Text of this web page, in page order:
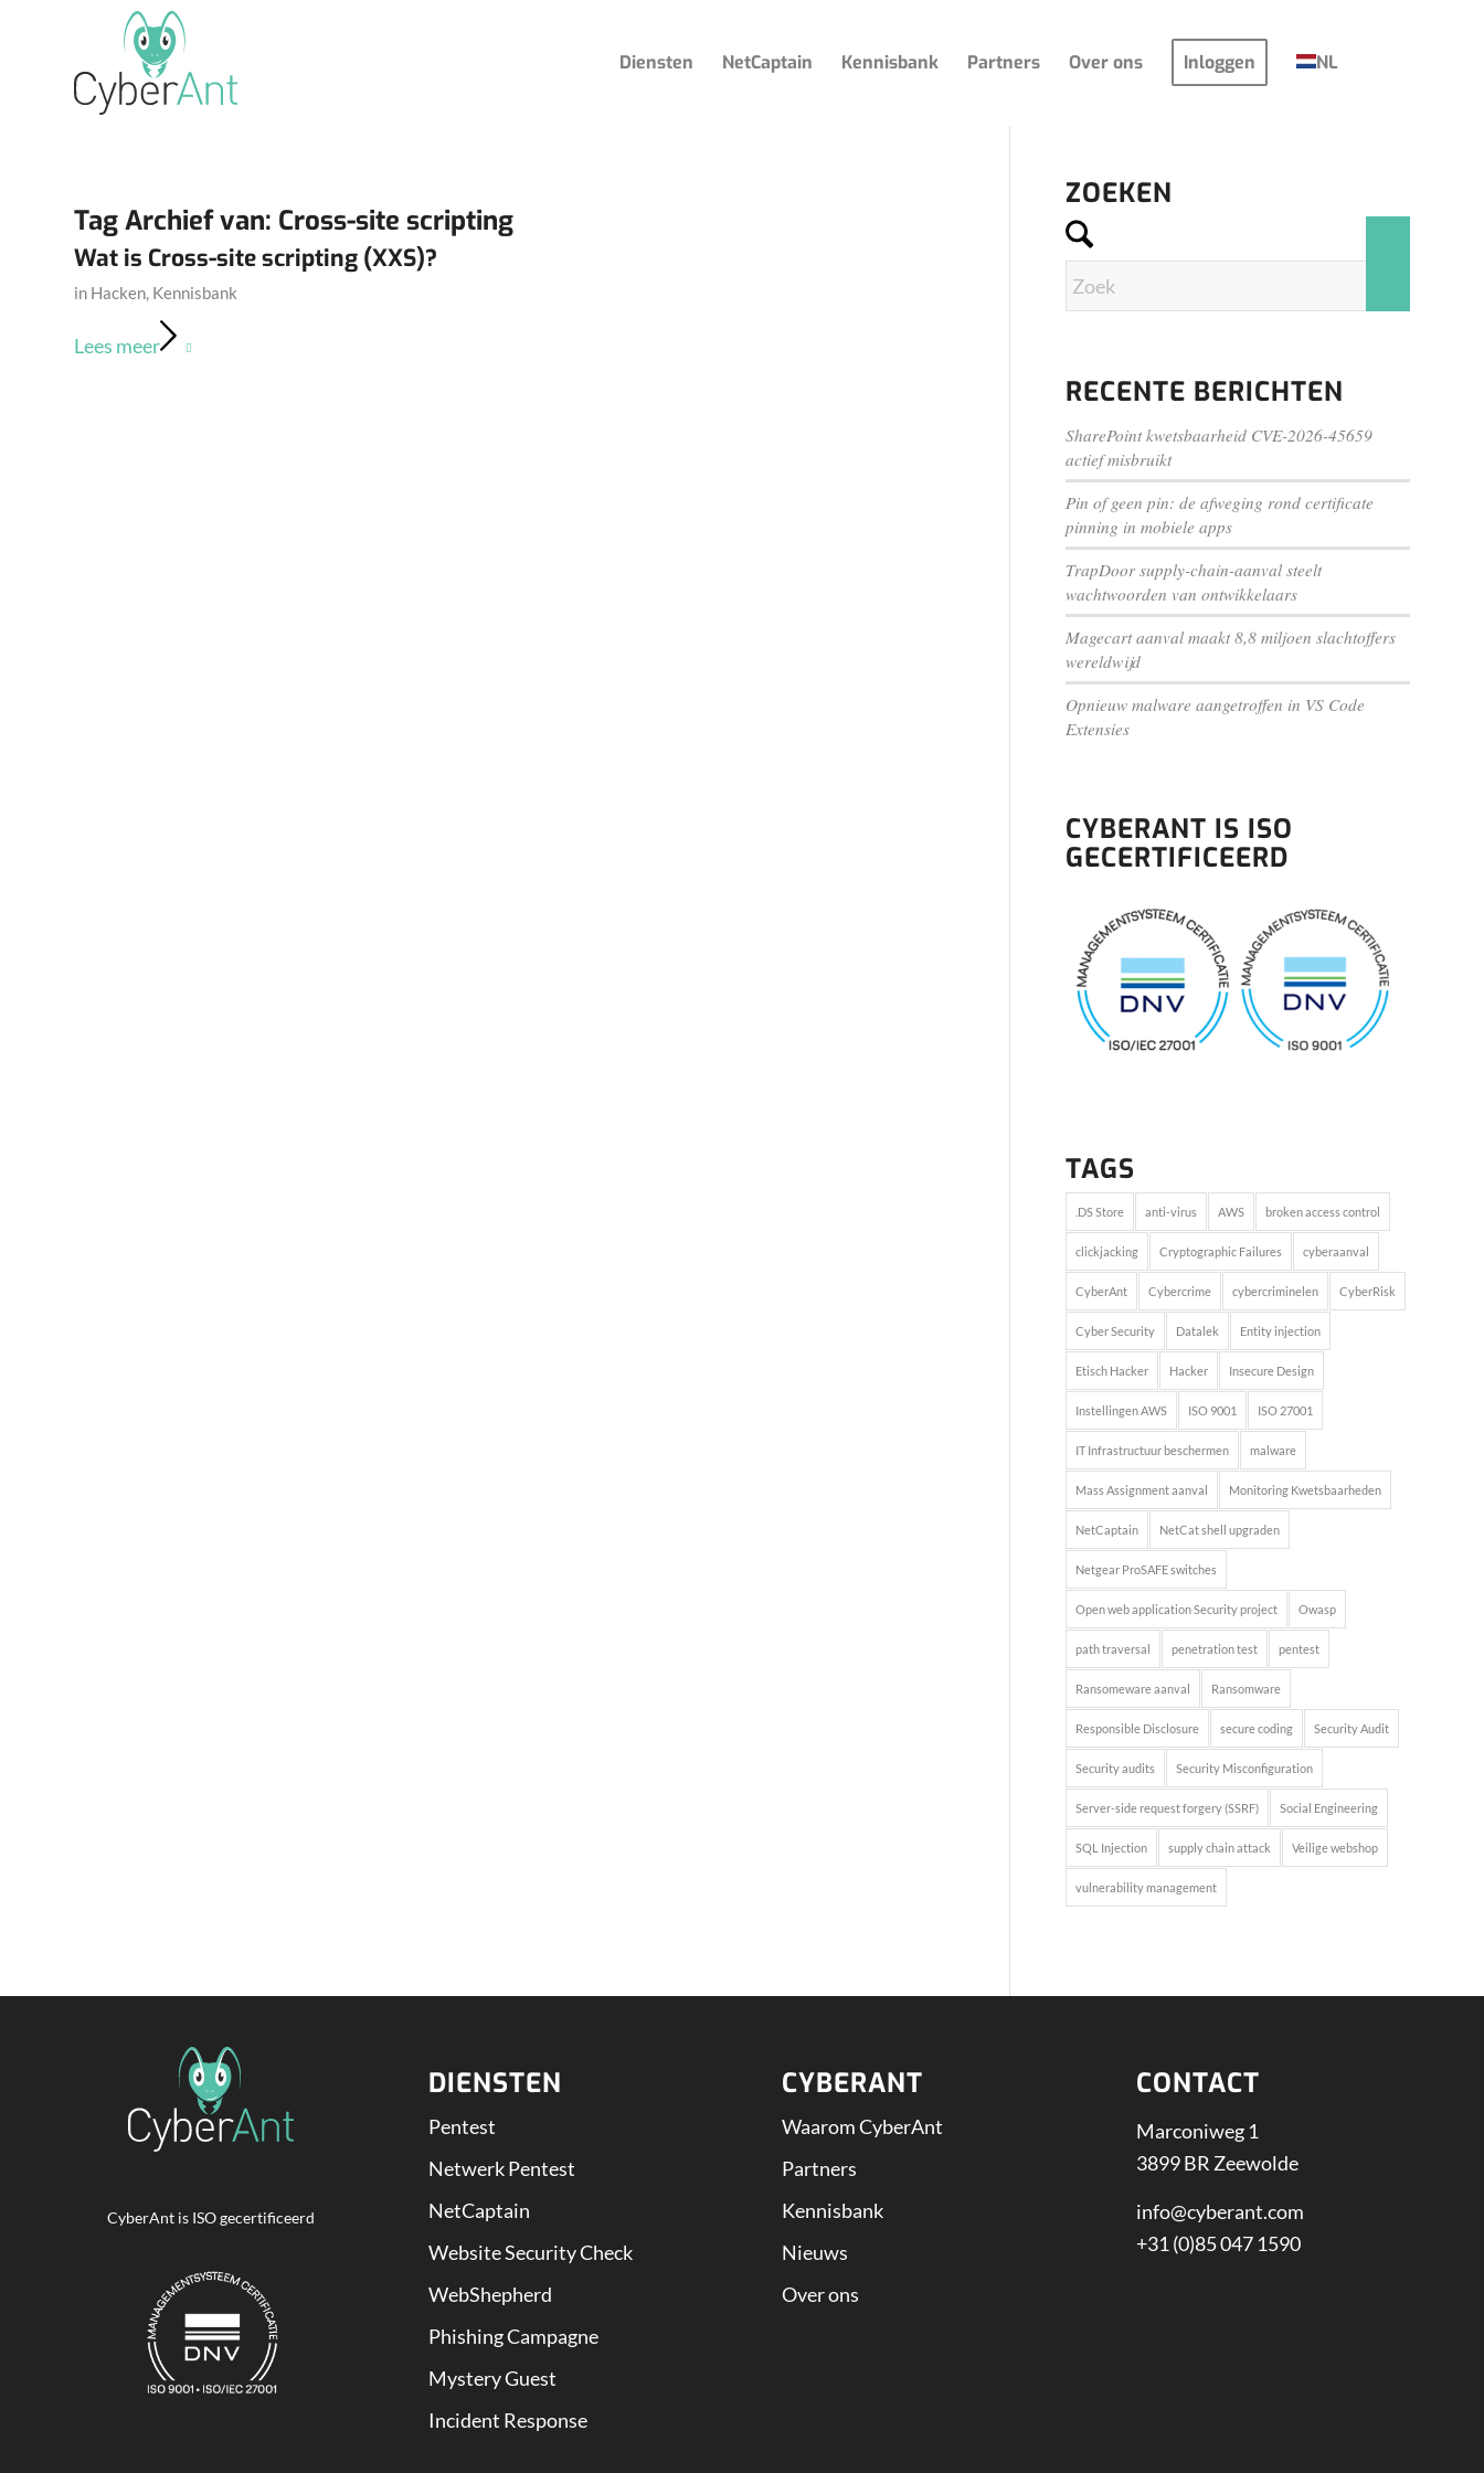
Diensten NetCaptain Kennisbank Partners Over ons Inloggen NL
Tag Archief van: Cross-site scripting
Wat is Cross-site scripting (XXS)?
in Hacken, Kennisbank
Lees meer
ZOEKEN
RECENTE BERICHTEN
SharePoint kwetsbaarheid CVE-2026-45659
actief misbruikt
Pin of geen pin: de afweging rond certificate
pinning in mobiele apps
TrapDoor supply-chain-aanval steelt
wachtwoorden van ontwikkelaars
Magecart aanval maakt 8,8 miljoen slachtoffers
wereldwijd
Opnieuw malware aangetroffen in VS Code
Extensies
CYBERANT IS ISO
GECERTIFICEERD
TAGS
.DS Store anti-virus AWS broken access control
clickjacking Cryptographic Failures cyberaanval
CyberAnt Cybercrime cybercriminelen CyberRisk
Cyber Security Datalek Entity injection
Etisch Hacker Hacker Insecure Design
Instellingen AWS ISO 9001 ISO 27001
IT Infrastructuur beschermen malware
Mass Assignment aanval Monitoring Kwetsbaarheden
NetCaptain NetCat shell upgraden
Netgear ProSAFE switches
Open web application Security project Owasp
path traversal penetration test pentest
Ransomeware aanval Ransomware
Responsible Disclosure secure coding Security Audit
Security audits Security Misconfiguration
Server-side request forgery (SSRF) Social Engineering
SQL Injection supply chain attack Veilige webshop
vulnerability management
CyberAnt is ISO gecertificeerd
DIENSTEN
Pentest
Netwerk Pentest
NetCaptain
Website Security Check
WebShepherd
Phishing Campagne
Mystery Guest
Incident Response
CYBERANT
Waarom CyberAnt
Partners
Kennisbank
Nieuws
Over ons
CONTACT
Marconiweg 1
3899 BR Zeewolde
info@cyberant.com
+31 (0)85 047 1590